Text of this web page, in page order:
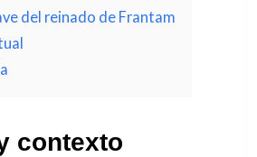
del reinado de Frantam
contexto